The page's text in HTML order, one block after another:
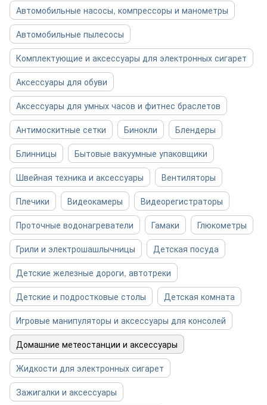
Автомобильные насосы, компрессоры и манометры
Автомобильные пылесосы
Комплектующие и аксессуары для электронных сигарет
Аксессуары для обуви
Аксессуары для умных часов и фитнес браслетов
Антимоскитные сетки
Бинокли
Блендеры
Блинницы
Бытовые вакуумные упаковщики
Швейная техника и аксессуары
Вентиляторы
Плечики
Видеокамеры
Видеорегистраторы
Проточные водонагреватели
Гамаки
Глюкометры
Грили и электрошашлычницы
Детская посуда
Детские железные дороги, автотреки
Детские и подростковые столы
Детская комната
Игровые манипуляторы и аксессуары для консолей
Домашние метеостанции и аксессуары
Жидкости для электронных сигарет
Зажигалки и аксессуары